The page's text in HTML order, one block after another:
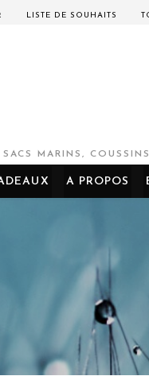
LISTE DE SOUHAITS
MARINS,
A PROPOS